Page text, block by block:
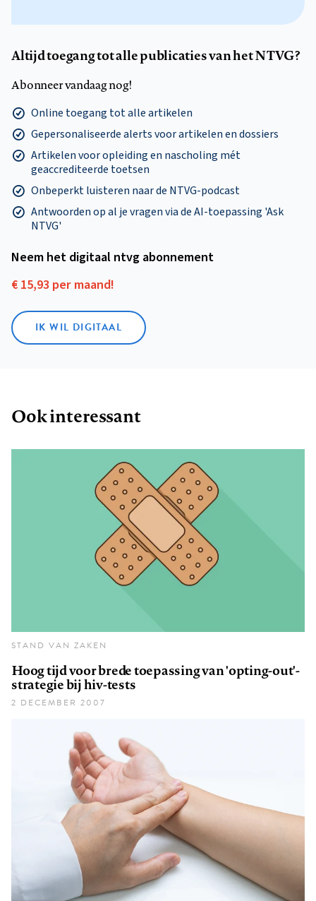
Altijd toegang tot alle publicaties van het NTVG?
Abonneer vandaag nog!
Online toegang tot alle artikelen
Gepersonaliseerde alerts voor artikelen en dossiers
Artikelen voor opleiding en nascholing mét
geaccrediteerde toetsen
Onbeperkt luisteren naar de NTVG-podcast
Antwoorden op al je vragen via de AI-toepassing 'Ask
NTVG'
Neem het digitaal ntvg abonnement
€ 15,93 per maand!
IK WIL DIGITAAL
Ook interessant
STAND VAN ZAKEN
Hoog tijd voor brede toepassing van 'opting-out'-
strategie bij hiv-tests
2 DECEMBER 2007